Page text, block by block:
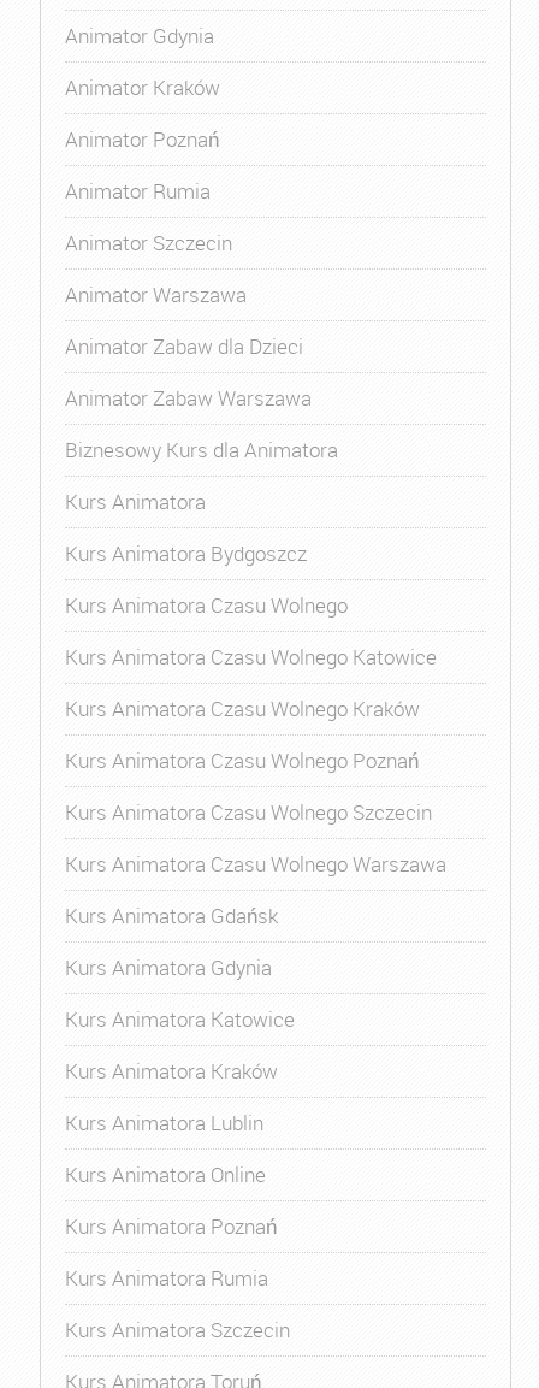
Animator Gdynia
Animator Kraków
Animator Poznań
Animator Rumia
Animator Szczecin
Animator Warszawa
Animator Zabaw dla Dzieci
Animator Zabaw Warszawa
Biznesowy Kurs dla Animatora
Kurs Animatora
Kurs Animatora Bydgoszcz
Kurs Animatora Czasu Wolnego
Kurs Animatora Czasu Wolnego Katowice
Kurs Animatora Czasu Wolnego Kraków
Kurs Animatora Czasu Wolnego Poznań
Kurs Animatora Czasu Wolnego Szczecin
Kurs Animatora Czasu Wolnego Warszawa
Kurs Animatora Gdańsk
Kurs Animatora Gdynia
Kurs Animatora Katowice
Kurs Animatora Kraków
Kurs Animatora Lublin
Kurs Animatora Online
Kurs Animatora Poznań
Kurs Animatora Rumia
Kurs Animatora Szczecin
Kurs Animatora Toruń